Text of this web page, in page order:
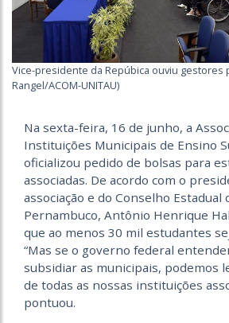
Vice-presidente da Repúbica ouviu gestores
Rangel/ACOM-UNITAU)
Na sexta-feira, 16 de junho, a
Instituições Municipais de Ensino
oficializou pedido de bolsas para
associadas. De acordo com o
associação e do Conselho Estadual
Pernambuco, Antônio Henrique
que ao menos 30 mil estudantes
“Mas se o governo federal
subsidiar as municipais, podemos
de todas as nossas instituições
pontuou.